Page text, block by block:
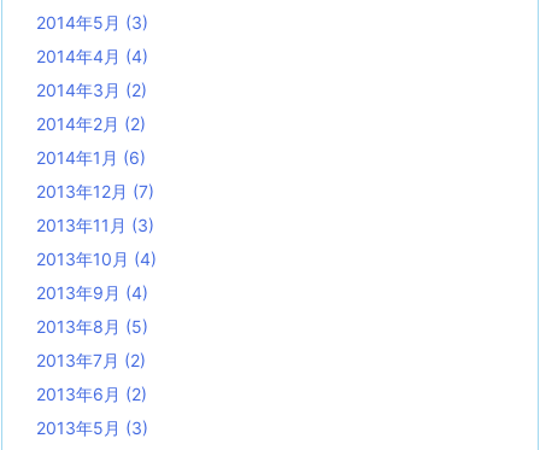
2014年5月 (3)
2014年4月 (4)
2014年3月 (2)
2014年2月 (2)
2014年1月 (6)
2013年12月 (7)
2013年11月 (3)
2013年10月 (4)
2013年9月 (4)
2013年8月 (5)
2013年7月 (2)
2013年6月 (2)
2013年5月 (3)